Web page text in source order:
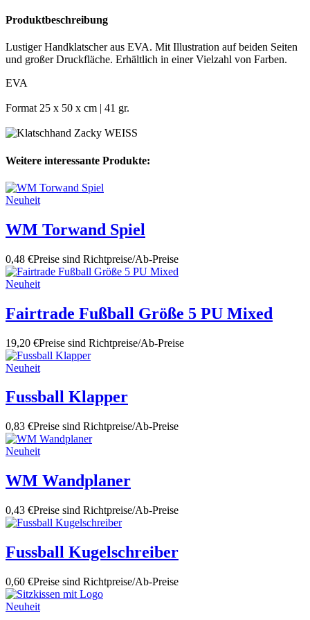
Produktbeschreibung
Lustiger Handklatscher aus EVA. Mit Illustration auf beiden Seiten
und großer Druckfläche. Erhältlich in einer Vielzahl von Farben.
EVA
Format 25 x 50 x cm | 41 gr.
Weitere interessante Produkte:
Neuheit
WM Torwand Spiel
0,48 €Preise sind Richtpreise/Ab-Preise
Neuheit
Fairtrade Fußball Größe 5 PU Mixed
19,20 €Preise sind Richtpreise/Ab-Preise
Neuheit
Fussball Klapper
0,83 €Preise sind Richtpreise/Ab-Preise
Neuheit
WM Wandplaner
0,43 €Preise sind Richtpreise/Ab-Preise
Fussball Kugelschreiber
0,60 €Preise sind Richtpreise/Ab-Preise
Neuheit